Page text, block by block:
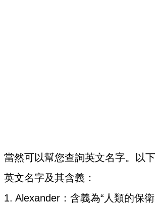
當然可以幫您查詢英文名字。以
英文名字及其含義：
1. Alexander：含義為“人類的保